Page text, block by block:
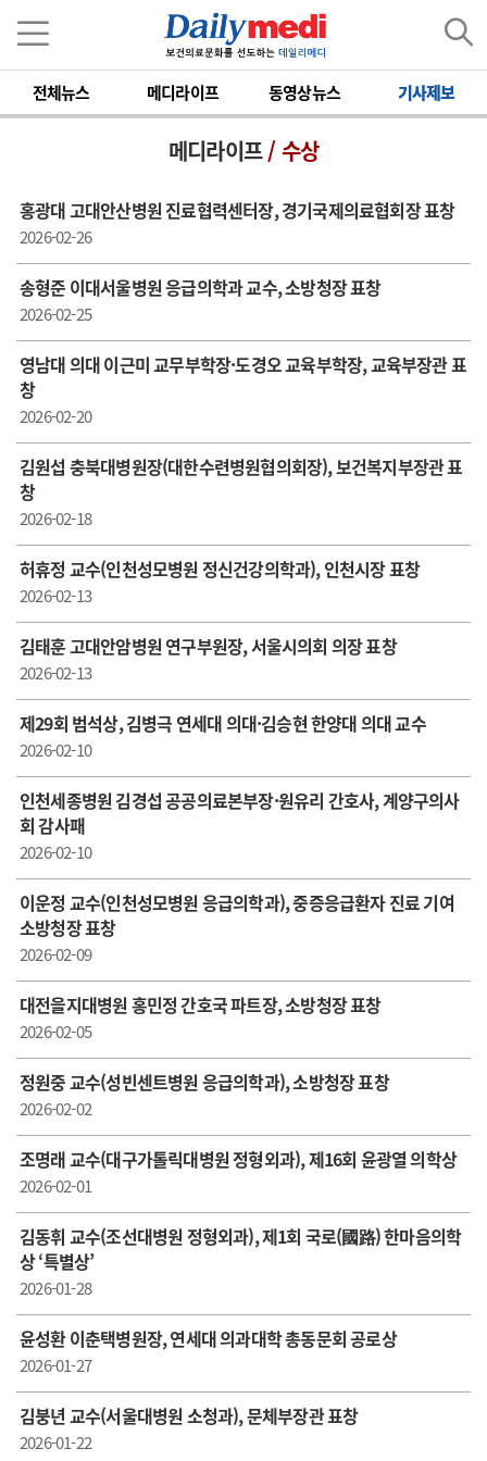
전체뉴스 메디라이프 동영상뉴스 기사제보
메디라이프/ 수상
홍광대 고대안산병원 진료협력센터장, 경기국제의료협회장 표창
2026-02-26
송형준 이대서울병원 응급의학과 교수, 소방청장 표창
2026-02-25
영남대 의대 이근미 교무부학장·도경오 교육부학장, 교육부장관 표
창
2026-02-20
김원섭 충북대병원장(대한수련병원협의회장), 보건복지부장관 표
창
2026-02-18
허휴정 교수(인천성모병원 정신건강의학과), 인천시장 표창
2026-02-13
김태훈 고대안암병원 연구부원장, 서울시의회 의장 표창
2026-02-13
제29회 범석상, 김병극 연세대 의대·김승현 한양대 의대 교수
2026-02-10
인천세종병원 김경섭 공공의료본부장·원유리 간호사, 계양구의사
회 감사패
2026-02-10
이운정 교수(인천성모병원 응급의학과), 중증응급환자 진료 기여
소방청장 표창
2026-02-09
대전을지대병원 홍민정 간호국 파트장, 소방청장 표창
2026-02-05
정원중 교수(성빈센트병원 응급의학과), 소방청장 표창
2026-02-02
조명래 교수(대구가톨릭대병원 정형외과), 제16회 윤광열 의학상
2026-02-01
김동휘 교수(조선대병원 정형외과), 제1회 국로(國路) 한마음의학
상 ‘특별상’
2026-01-28
윤성환 이춘택병원장, 연세대 의과대학 총동문회 공로상
2026-01-27
김붕년 교수(서울대병원 소청과), 문체부장관 표창
2026-01-22